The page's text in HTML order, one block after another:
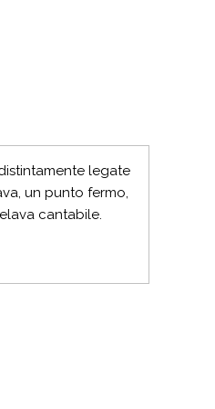
legate
un punto fermo,
cantabile.